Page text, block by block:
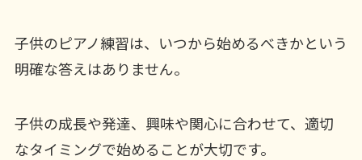
子供のピアノ練習は、いつから始めるべきかという
明確な答えはありません。
子供の成長や発達、興味や関心に合わせて、適切
なタイミングで始めることが大切です。